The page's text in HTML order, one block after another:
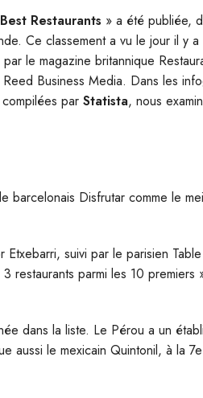
Restaurants » a été publiée,
Ce classement a vu le jour il y
le magazine britannique
Business Media. Dans les
par Statista, nous
barcelonais Disfrutar comme le
suivi par le parisien
restaurants parmi les 10 premiers
dans la liste. Le Pérou a un
aussi le mexicain Quintonil, à la